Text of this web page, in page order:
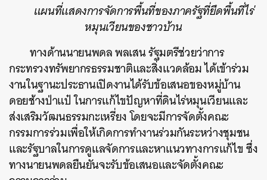
แผนที่แสดงการจัดการพื้นที่ของภาครัฐที่ยึดพื้นที่ไร่
หมุนเวียนของชาวบ้าน
ทางด้านนายนพดล พลเสน รัฐมตรีช่วยว่าการ
กระทรวงทรัพยากรธรรมชาติและสิ่งแวดล้อม ได้เข้าร่วม
งานในฐานะประธานเปิดงานได้รับข้อเสนอของหมู่บ้าน
ดอยช้างป่าแป๋ ในการแก้ไขปัญหาที่ดินไร่หมุนเวียนและ
ส่งเสริมวัฒนธรรมกะเหรี่ยง โดยจะมีการจัดตั้งคณะ
กรรมการร่วมเพื่อให้เกิดการทำงานร่วมกันระหว่างชุมชน
และรัฐบาลในการดูแลจัดการและหาแนวทางการแก้ไข ซึ่ง
ทางนายนพดลยืนยันจะรับข้อเสนอและจัดตั้งคณะ